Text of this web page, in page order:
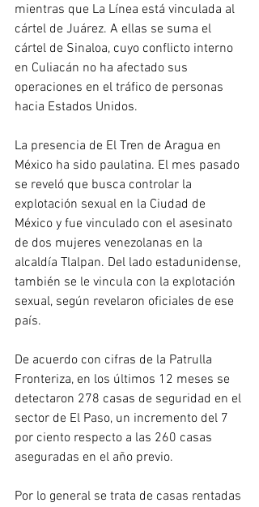
mientras que La Línea está vinculada al
cártel de Juárez. A ellas se suma el
cártel de Sinaloa, cuyo conflicto interno
en Culiacán no ha afectado sus
operaciones en el tráfico de personas
hacia Estados Unidos.
La presencia de El Tren de Aragua en
México ha sido paulatina. El mes pasado
se reveló que busca controlar la
explotación sexual en la Ciudad de
México y fue vinculado con el asesinato
de dos mujeres venezolanas en la
alcaldía Tlalpan. Del lado estadunidense,
también se le vincula con la explotación
sexual, según revelaron oficiales de ese
país.
De acuerdo con cifras de la Patrulla
Fronteriza, en los últimos 12 meses se
detectaron 278 casas de seguridad en el
sector de El Paso, un incremento del 7
por ciento respecto a las 260 casas
aseguradas en el año previo.
Por lo general se trata de casas rentadas